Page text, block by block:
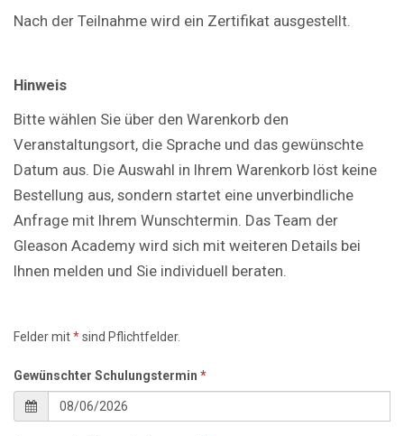
Nach der Teilnahme wird ein Zertifikat ausgestellt.
Hinweis
Bitte wählen Sie über den Warenkorb den
Veranstaltungsort, die Sprache und das gewünschte
Datum aus. Die Auswahl in Ihrem Warenkorb löst keine
Bestellung aus, sondern startet eine unverbindliche
Anfrage mit Ihrem Wunschtermin. Das Team der
Gleason Academy wird sich mit weiteren Details bei
Ihnen melden und Sie individuell beraten.
Felder mit*sind Pflichtfelder.
Gewünschter Schulungstermin *